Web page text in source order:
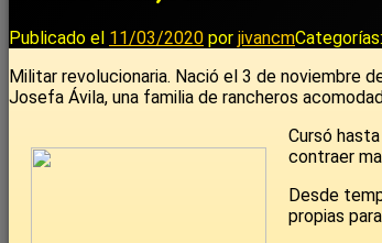
Publicado el 11/03/2020 por jivancmCategorías:
Militar revolucionaria. Nació el 3 de noviembre
Josefa Ávila, una familia de rancheros
Cursó
contraer
Desde
propias